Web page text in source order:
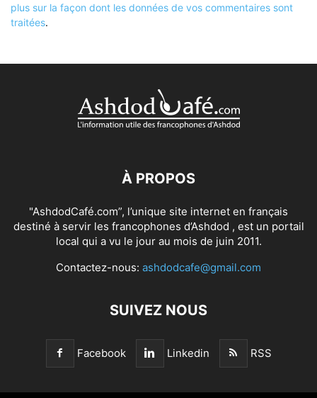
plus sur la façon dont les données de vos commentaires sont
traitées.
À PROPOS
"AshdodCafé.com”, l’unique site internet en français
destiné à servir les francophones d’Ashdod , est un portail
local qui a vu le jour au mois de juin 2011.
Contactez-nous: ashdodcafe@gmail.com
SUIVEZ NOUS
Facebook Linkedin RSS